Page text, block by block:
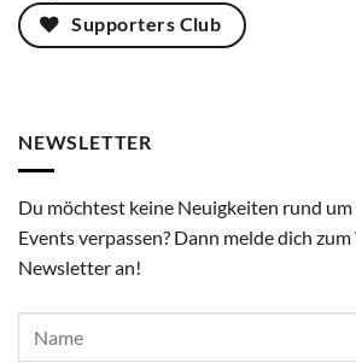
Supporters Club
NEWSLETTER
Du möchtest keine Neuigkeiten rund um
Events verpassen? Dann melde dich
Newsletter an!